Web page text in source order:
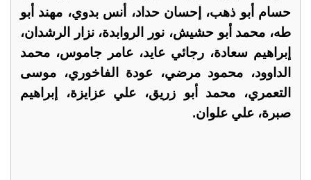
حسام أبو ذهب، إحسان حداد، أنس بدوي، مهند أبو
طه، محمد أبو حشيش، نور الروابدة، نزار الرشدان،
إبراهيم سعادة، رجائي عايد، عامر جاموس، محمد
الداوود، محمود مرضي، عودة الفاخوري، موسى
التعمري، محمد أبو زريق، علي عزايزة، إبراهيم
صبرة، علي علوان.